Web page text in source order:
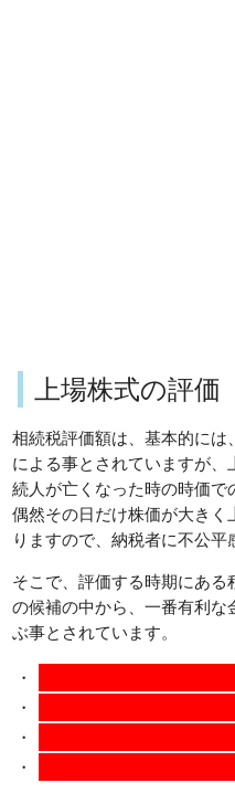
上場株式の評価
相続税評価額は、基本的には
による事とされていますが
続人が亡くなった時の時価で
偶然その日だけ株価が大きく
りますので、納税者に不公平
そこで、評価する時期にあ
の候補の中から、一番有利な
ぶ事とされています。
・
・
・
・